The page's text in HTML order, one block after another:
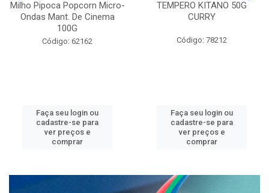
Milho Pipoca Popcorn Micro-
Ondas Mant. De Cinema
100G
Código: 62162
Faça seu login ou
cadastre-se para
ver preços e
comprar
TEMPERO KITANO 50G
CURRY
Código: 78212
Faça seu login ou
cadastre-se para
ver preços e
comprar